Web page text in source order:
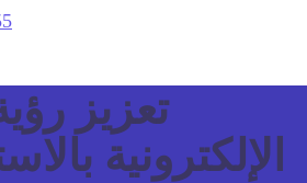
تعزيز
الإلكترونية